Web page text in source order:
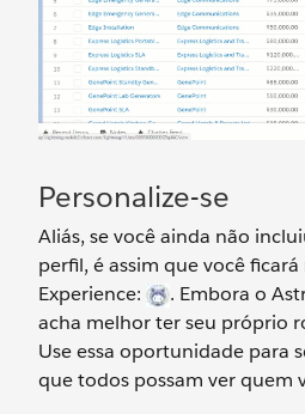
Personalize-se
Aliás, se você ainda não
perfil, é assim que você
Experience:
. Embora o
acha melhor ter seu próprio
Use essa oportunidade para
que todos possam ver quem